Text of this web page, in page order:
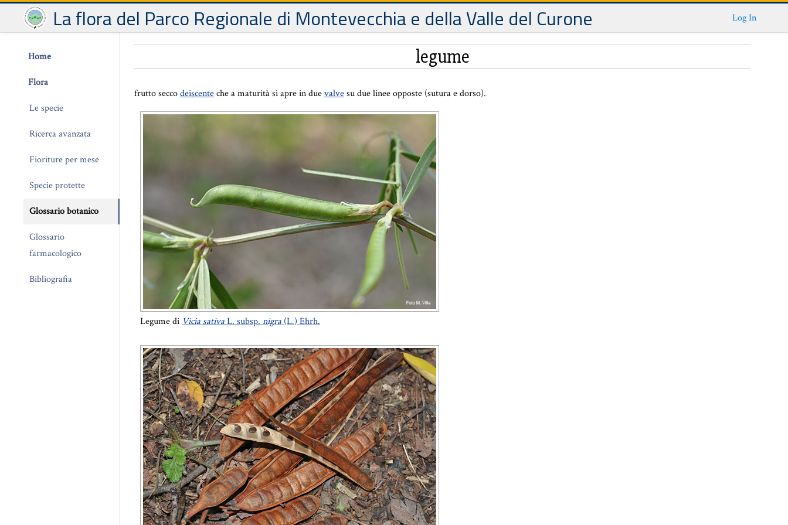
La flora del Parco Regionale di Montevecchia e della Valle del Curone Log In
Home
Flora
Le specie
Ricerca avanzata
Fioriture per mese
Specie protette
Glossario botanico
Glossario
farmacologico
Bibliografia
legume
frutto seccodeiscenteche a maturità si apre in duevalvesu due linee opposte (sutura e dorso).
Legume di Vicia sativaL. subsp. nigra (L.) Ehrh.